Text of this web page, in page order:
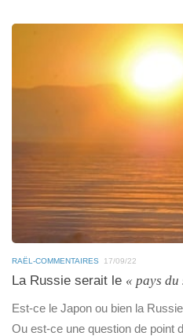
RAËL-COMMENTAIRES 17/09/22
La Russie serait le « pays
Est-ce le Japon ou bien la
Ou est-ce une question de point